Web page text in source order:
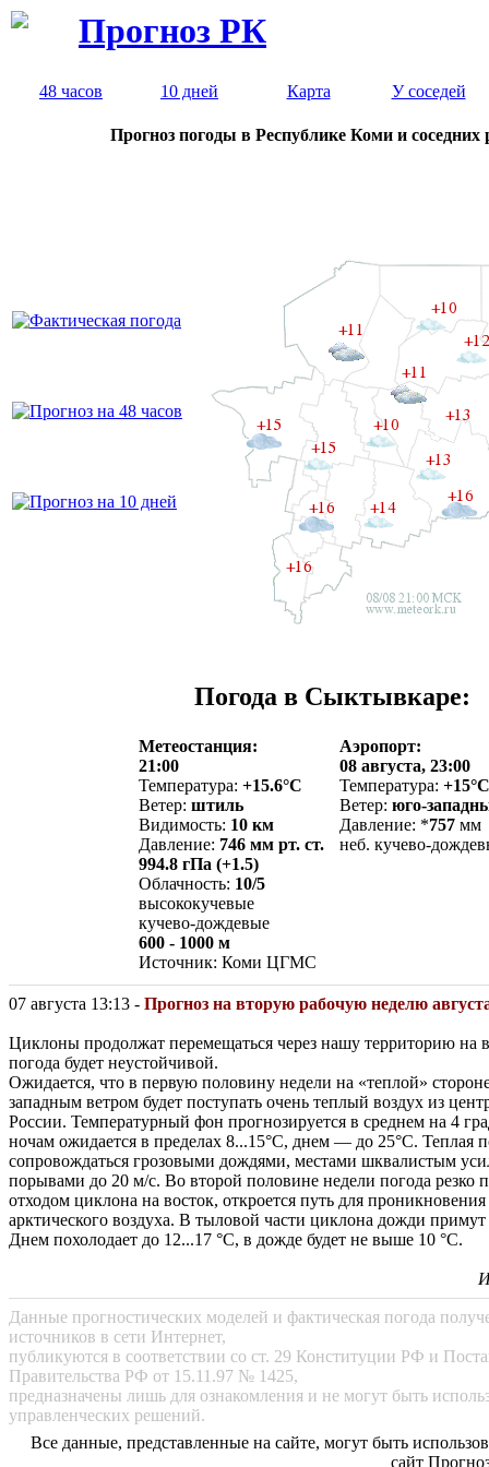
Прогноз РК
48 часов 10 дней Карта У соседей
Прогноз погоды в Республике Коми и соседних
Погода в Сыктывкаре:
Метеостанция:
21:00
Температура: +15.6°C
Ветер: штиль
Видимость: 10 км
Давление: 746 мм рт. ст.
994.8 гПа (+1.5)
Облачность: 10/5
высококучевые
кучево-дождевые
600 - 1000 м
Источник: Коми ЦГМС
Аэропорт:
08 августа, 23:00
Температура: +15°C
Ветер: юго-
Давление: *757мм
неб. кучево-
07 августа 13:13 - Прогноз на вторую рабочую неделю
Циклоны продолжат перемещаться через нашу территорию на
погода будет неустойчивой.
Ожидается, что в первую половину недели на «теплой»
западным ветром будет поступать очень теплый воздух из
России. Температурный фон прогнозируется в среднем на 4
ночам ожидается в пределах 8...15°С, днем — до 25°С. Теплая
сопровождаться грозовыми дождями, местами шквалистым
порывами до 20 м/с. Во второй половине недели погода резко
отходом циклона на восток, откроется путь для
арктического воздуха. В тыловой части циклона дожди примут
Днем похолодает до 12...17 °С, в дожде будет не выше 10 °С.
Данные прогностических моделей и фактическая погода
источников в сети Интернет,
публикуются в соответствии со ст. 29 Конституции РФ и
Правительства РФ от 15.11.97 № 1425,
предназначены лишь для ознакомления и не могут быть
управленческих решений.
Все данные, представленные на сайте, могут быть
сайт